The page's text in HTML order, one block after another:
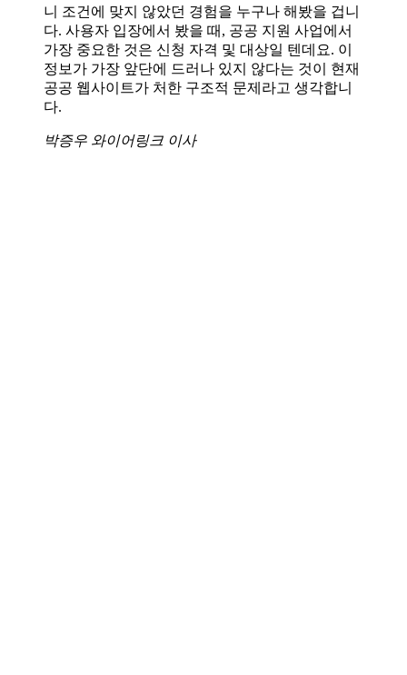
니 조건에 맞지 않았던 경험을 누구나 해봤을 겁니
다. 사용자 입장에서 봤을 때, 공공 지원 사업에서
가장 중요한 것은 신청 자격 및 대상일 텐데요. 이
정보가 가장 앞단에 드러나 있지 않다는 것이 현재
공공 웹사이트가 처한 구조적 문제라고 생각합니
다.
박증우 와이어링크 이사